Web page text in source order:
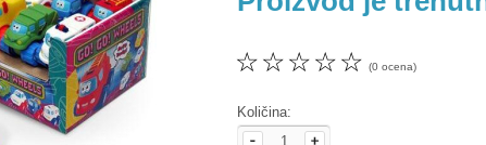
☆
☆
☆
☆
☆ (0 ocena)
Količina: